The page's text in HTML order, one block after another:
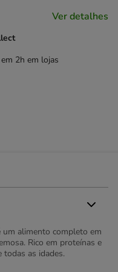
Ver detalhes
2h em lojas
alimento completo em
Rico em proteínas e
todas as idades.